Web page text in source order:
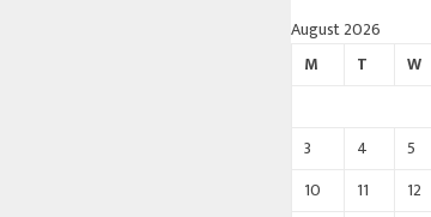
August 2026
M
T W
3
4 5
10
11 12